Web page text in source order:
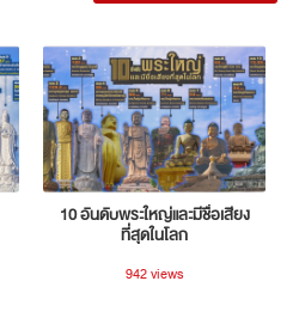
10 อันดับพระใหญ่และมีชื่อเสียง
ที่สุดในโลก
942 views